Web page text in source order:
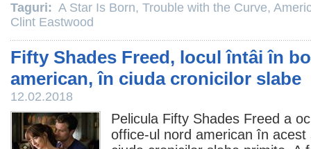
Taguri: A Star Is Born, Trouble with the Curve,
Clint Eastwood
Fifty Shades Freed, locul întâi în
american, în ciuda cronicilor slabe
12.02.2018
Pelicula Fifty Shades Freed a
office-ul nord american în